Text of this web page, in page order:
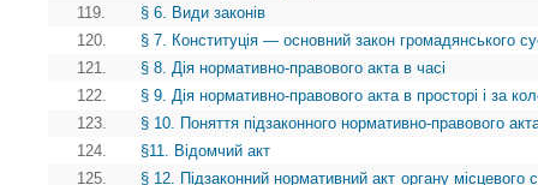
119.
§ 6. Види законів
120.
§ 7. Конституція — основний закон громадянського
121.
§ 8. Дія нормативно-правового акта в часі
122.
§ 9. Дія нормативно-правового акта в просторі і за
123.
§ 10. Поняття підзаконного нормативно-правового
124.
§11. Відомчий акт
125.
§ 12. Підзаконний нормативний акт органу